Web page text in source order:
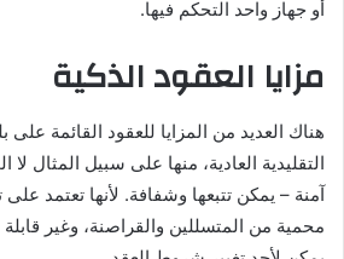
أو جهاز واحد التحكم فيها.
مزايا العقود الذكية
هناك العديد من المزايا للعقود القائمة على
التقليدية العادية، منها على سبيل المثال لا
آمنة – يمكن تتبعها وشفافة. لأنها تعتمد
محمية من المتسللين والقراصنة، وغير